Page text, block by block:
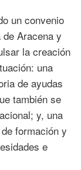
un convenio
Aracena y
la creación
una
de ayudas
también se
y, una
formación y
e